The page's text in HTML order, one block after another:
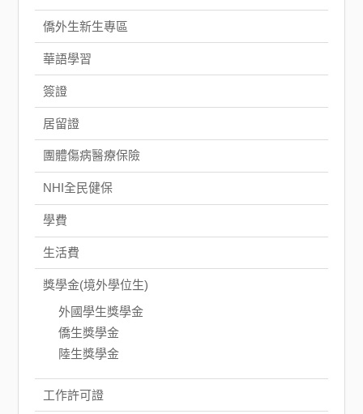
僑外生新生專區
華語學習
簽證
居留證
團體傷病醫療保險
NHI全民健保
學費
生活費
獎學金(境外學位生)
外國學生獎學金
僑生獎學金
陸生獎學金
工作許可證